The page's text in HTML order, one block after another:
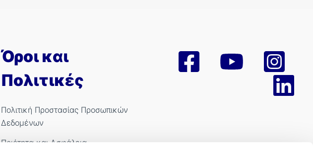
Όροι και
Πολιτικές
Πολιτική Προστασίας Προσωπικών
Δεδομένων
Ποιότητα και Ασφάλεια